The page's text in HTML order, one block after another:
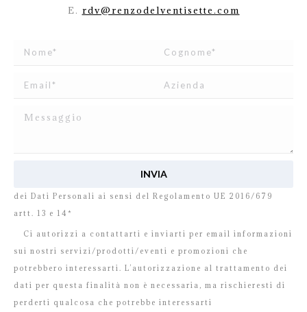
E. rdv@renzodelventisette.com
dei Dati Personali ai sensi del Regolamento UE 2016/679
artt. 13 e 14*
Ci autorizzi a contattarti e inviarti per email informazioni
sui nostri servizi/prodotti/eventi e promozioni che
potrebbero interessarti. L’autorizzazione al trattamento dei
dati per questa finalità non è necessaria, ma rischieresti di
perderti qualcosa che potrebbe interessarti